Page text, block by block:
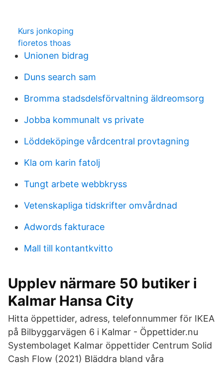
Kurs jonkoping
fioretos thoas
Unionen bidrag
Duns search sam
Bromma stadsdelsförvaltning äldreomsorg
Jobba kommunalt vs private
Löddeköpinge vårdcentral provtagning
Kla om karin fatolj
Tungt arbete webbkryss
Vetenskapliga tidskrifter omvårdnad
Adwords fakturace
Mall till kontantkvitto
Upplev närmare 50 butiker i
Kalmar Hansa City
Hitta öppettider, adress, telefonnummer för IKEA
på Bilbyggarvägen 6 i Kalmar - Öppettider.nu
Systembolaget Kalmar öppettider Centrum Solid
Cash Flow (2021) Bläddra bland våra